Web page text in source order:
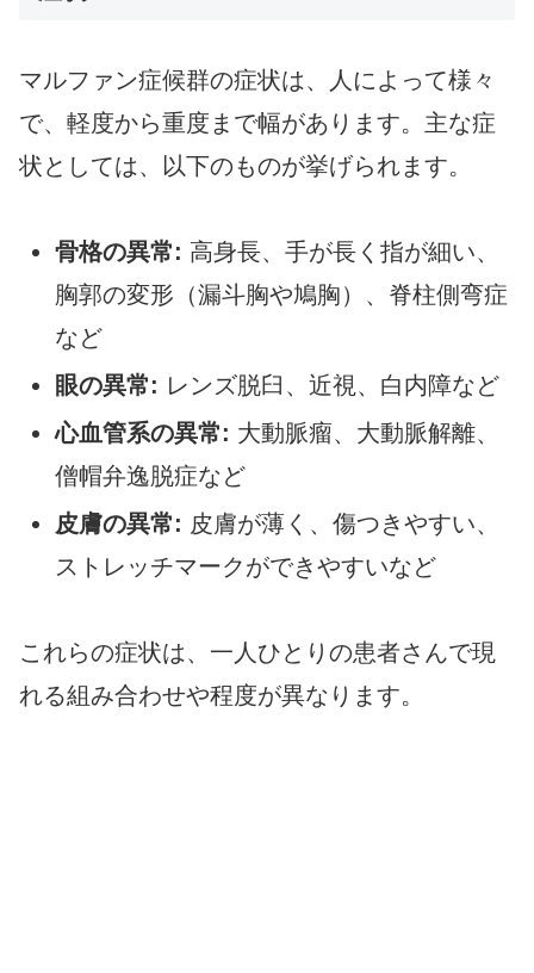
マルファン症候群の症状は、人によって様々
で、軽度から重度まで幅があります。主な症
状としては、以下のものが挙げられます。
骨格の異常: 高身長、手が長く指が細い、
胸郭の変形（漏斗胸や鳩胸）、脊柱側弯症
など
眼の異常: レンズ脱臼、近視、白内障など
心血管系の異常: 大動脈瘤、大動脈解離、
僧帽弁逸脱症など
皮膚の異常: 皮膚が薄く、傷つきやすい、
ストレッチマークができやすいなど
これらの症状は、一人ひとりの患者さんで現
れる組み合わせや程度が異なります。